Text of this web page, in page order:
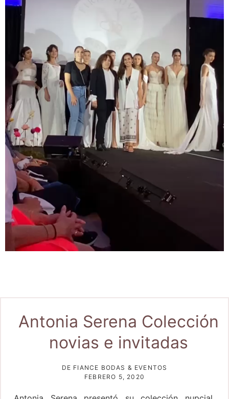
Antonia Serena Colección
novias e invitadas
DE FIANCE BODAS & EVENTOS
FEBRERO 5, 2020